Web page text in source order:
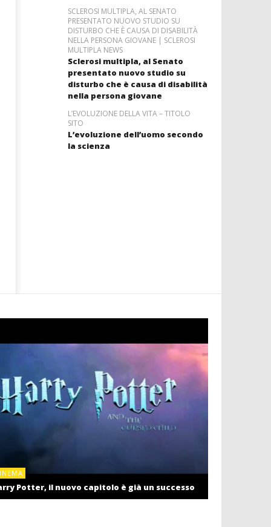
SCLEROSI MULTIPLA, AL SENATO
PRESENTATO NUOVO STUDIO SU
DISTURBO CHE È CAUSA DI DISABILITÀ
NELLA PERSONA GIOVANE | SCLEROSI
MULTIPLA NEWS
Sclerosi multipla, al Senato
presentato nuovo studio su
disturbo che è causa di disabilità
nella persona giovane
L’EVOLUZIONE DELLA VITA – TITOLO
SITO
L’evoluzione dell’uomo secondo
la scienza
Potter, il nuovo capitolo è già un successo